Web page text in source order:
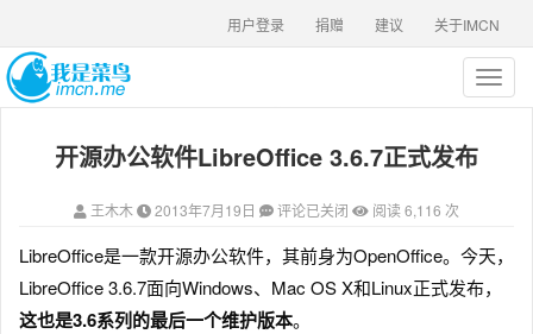
关于IMCN
建议
捐赠
用户登录
T
o
a
v
i
开源办公软件LibreOffice 3.6.7正式发布
王木木 2013年7月19日 评论已关闭 阅读 6,116 次
LibreOffice是一款开源办公软件，其前身为OpenOffice。今天，
LibreOffice 3.6.7面向Windows、Mac OS X和Linux正式发布，
这也是3.6系列的最后一个维护版本。